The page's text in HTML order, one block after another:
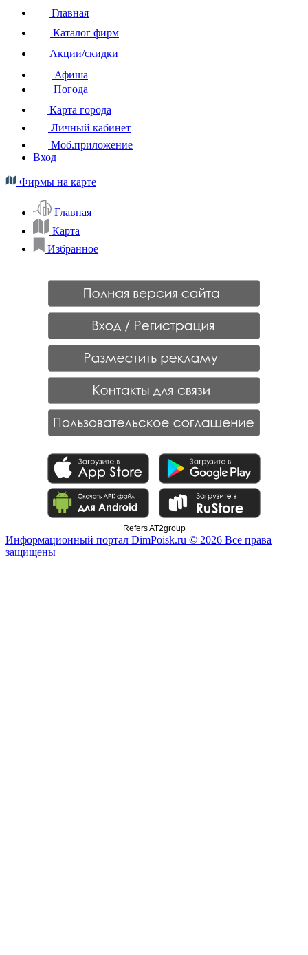
Главная
Каталог фирм
Акции/скидки
Афиша
Погода
Карта города
Личный кабинет
Моб.приложение
Вход
Фирмы на карте
Главная
Карта
Избранное
Refers AT2group
Информационный портал DimPoisk.ru © 2026 Все права
защищены